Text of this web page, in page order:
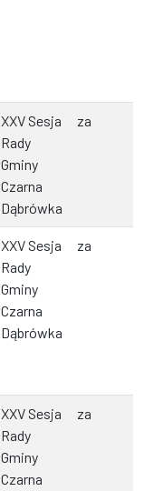
XXV Sesja
Rady
Gminy
Czarna
Dąbrówka
za
XXV Sesja
Rady
Gminy
Czarna
Dąbrówka
za
XXV Sesja
Rady
Gminy
Czarna
za